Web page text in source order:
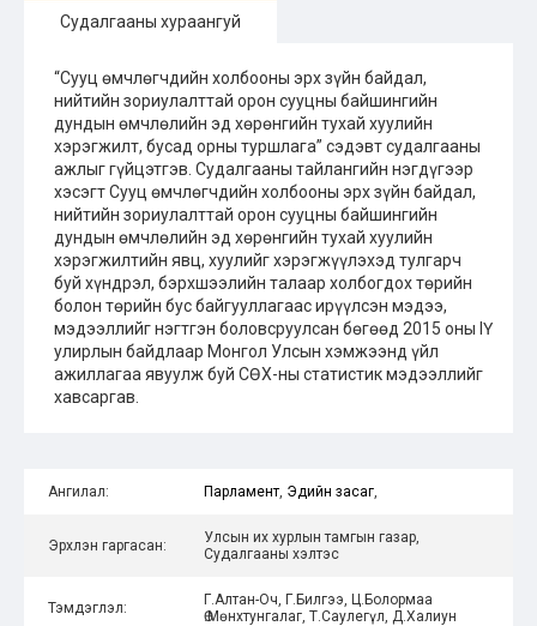
Судалгааны хураангуй
“Сууц өмчлөгчдийн холбооны эрх зүйн байдал,
нийтийн зориулалттай орон сууцны байшингийн
дундын өмчлөлийн эд хөрөнгийн тухай хуулийн
хэрэгжилт, бусад орны туршлага” сэдэвт судалгааны
ажлыг гүйцэтгэв. Судалгааны тайлангийн нэгдүгээр
хэсэгт Сууц өмчлөгчдийн холбооны эрх зүйн байдал,
нийтийн зориулалттай орон сууцны байшингийн
дундын өмчлөлийн эд хөрөнгийн тухай хуулийн
хэрэгжилтийн явц, хуулийг хэрэгжүүлэхэд тулгарч
буй хүндрэл, бэрхшээлийн талаар холбогдох төрийн
болон төрийн бус байгууллагаас ирүүлсэн мэдээ,
мэдээллийг нэгтгэн боловсруулсан бөгөөд 2015 оны IҮ
улирлын байдлаар Монгол Улсын хэмжээнд үйл
ажиллагаа явуулж буй СӨХ-ны статистик мэдээллийг
хавсаргав.
Ангилал: Парламент Эдийн засаг
Эрхлэн гаргасан:
Улсын их хурлын тамгын газар,
Судалгааны хэлтэс
Тэмдэглэл:
Г.Алтан-Оч, Г.Билгээ, Ц.Болормаа
Ө.Мөнхтунгалаг, Т.Саулегүл, Д.Халиун